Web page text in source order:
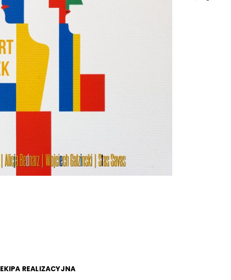
EKIPA REALIZACYJNA